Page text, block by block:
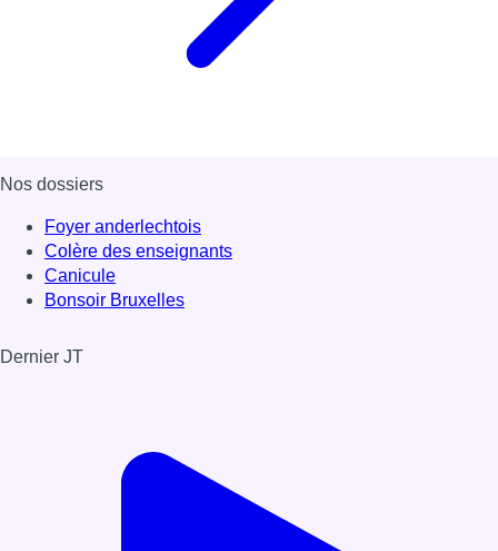
Nos dossiers
Foyer anderlechtois
Colère des enseignants
Canicule
Bonsoir Bruxelles
Dernier JT